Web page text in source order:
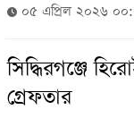
০৫ এপ্রিল ২০২৬
সিদ্ধিরগঞ্জে
গ্রেফতার